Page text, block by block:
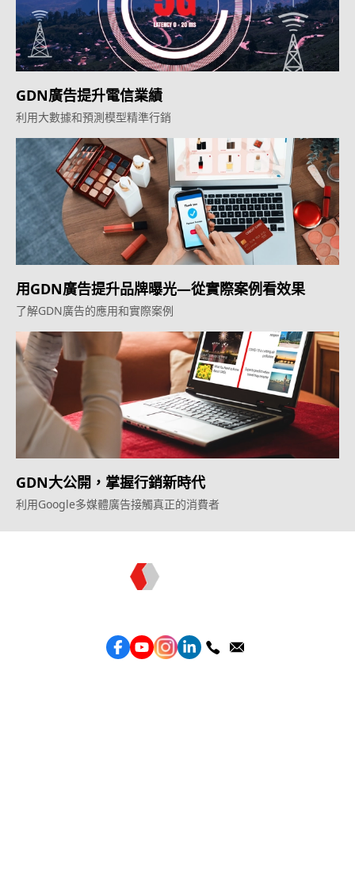
GDN廣告提升電信業績
利用大數據和預測模型精準行銷
用GDN廣告提升品牌曝光—從實際案例看效果
了解GDN廣告的應用和實際案例
GDN大公開，掌握行銷新時代
利用Google多媒體廣告接觸真正的消費者